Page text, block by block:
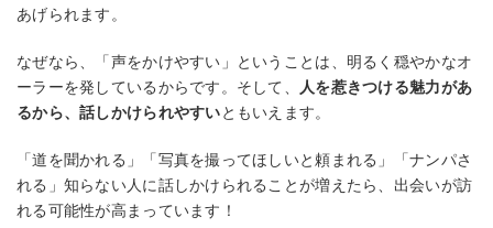
あげられます。
なぜなら、「声をかけやすい」ということは、明るく穏やかなオ
ーラーを発しているからです。そして、
人を惹きつける魅力があ
るから、話しかけられやすいともいえます。
「道を聞かれる」「写真を撮ってほしいと頼まれる」「ナンパさ
れる」知らない人に話しかけられることが増えたら、出会いが訪
れる可能性が高まっています！